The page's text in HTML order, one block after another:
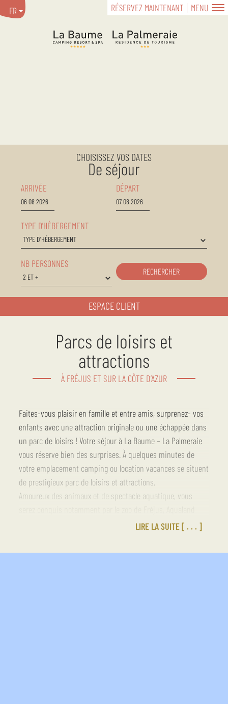
RÉSERVEZ MAINTENANT MENU
FR
CHOISISSEZ VOS DATES
De séjour
ARRIVÉE DÉPART
TYPE D'HÉBERGEMENT
NB PERSONNES
RECHERCHER
ESPACE CLIENT
Parcs de loisirs et
attractions
À FRÉJUS ET SUR LA CÔTE D’AZUR
Faites-vous plaisir en famille et entre amis, surprenez- vos
enfants avec une attraction originale ou une échappée dans
un parc de loisirs ! Votre séjour à La Baume – La Palmeraie
vous réserve bien des surprises. À quelques minutes de
votre emplacement camping ou location vacances se situent
de prestigieux parc de loisirs et attractions.
Amoureux des animaux et de spectacle aquatique, vous
(Fréjus) et Marineland (Antibes). Les amateurs de
sortie au parc d’attraction Luna Park à Fréjus.
LIRE LA SUITE